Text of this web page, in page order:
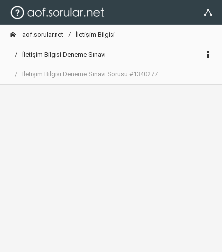
aof.sorular.net İletişim Bilgisi
İletişim Bilgisi Deneme Sınavı
İletişim Bilgisi Deneme Sınavı Sorusu #1340277